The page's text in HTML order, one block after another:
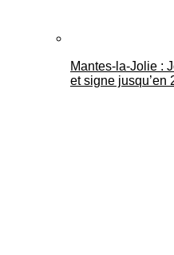
Mantes-la-Jolie :
et signe jusqu’en